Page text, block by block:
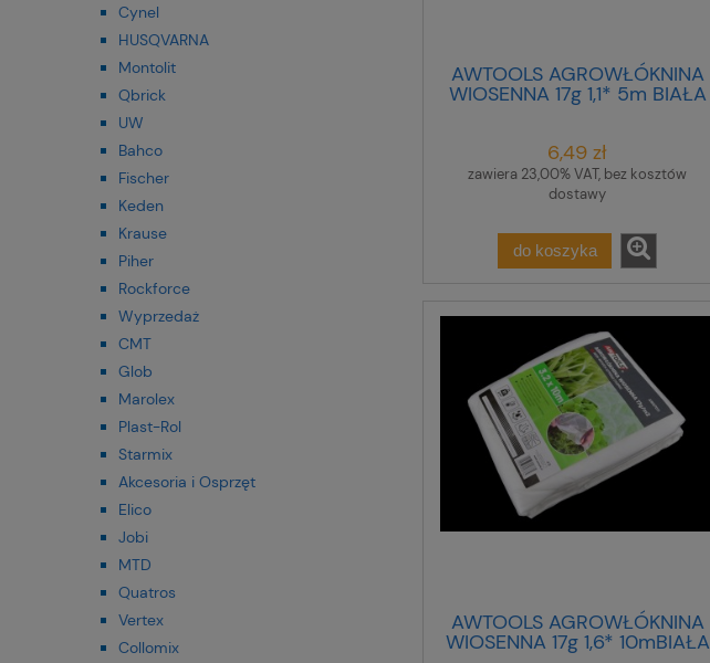
Cynel
HUSQVARNA
Montolit
Qbrick
UW
Bahco
Fischer
Keden
Krause
Piher
Rockforce
Wyprzedaż
CMT
Glob
Marolex
Plast-Rol
Starmix
Akcesoria i Osprzęt
Elico
Jobi
MTD
Quatros
Vertex
Collomix
AWTOOLS AGROWŁÓKNINA
WIOSENNA 17g 1,1* 5m BIAŁA
6,49 zł
zawiera 23,00% VAT, bez kosztów
dostawy
do koszyka
AWTOOLS AGROWŁÓKNINA
WIOSENNA 17g 1,6* 10mBIAŁA